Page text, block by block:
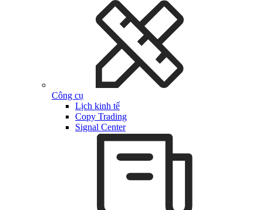
Công cụ
Lịch kinh tế
Copy Trading
Signal Center